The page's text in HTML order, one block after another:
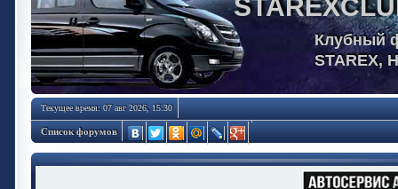
Клубный
STAREX,
Текущее время: 07 авг 2026, 15:30
Список форумов